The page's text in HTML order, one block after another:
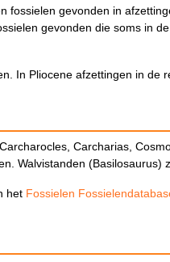
fossielen gevonden in
gevonden die soms in
In Pliocene afzettingen in de
Carcharias,
Walvistanden (Basilosaurus)
het Fossielen